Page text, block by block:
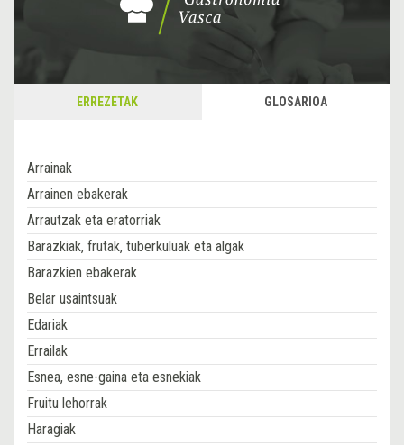
ERREZETAK GLOSARIOA
Arrainak
Arrainen ebakerak
Arrautzak eta eratorriak
Barazkiak, frutak, tuberkuluak eta algak
Barazkien ebakerak
Belar usaintsuak
Edariak
Errailak
Esnea, esne-gaina eta esnekiak
Fruitu lehorrak
Haragiak